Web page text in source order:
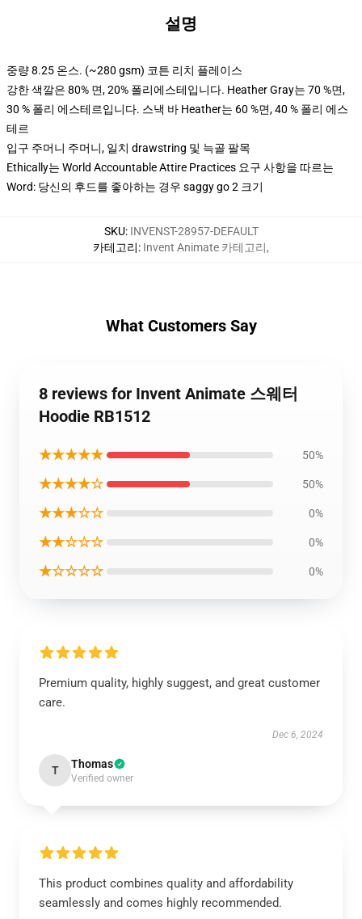
설명
중량 8.25 온스. (~280 gsm) 코튼 리치 플레이스
강한 색깔은 80% 면, 20% 폴리에스테입니다. Heather Gray는 70 %면,
30 % 폴리 에스테르입니다. 스낵 바 Heather는 60 %면, 40 % 폴리 에스
테르
입구 주머니 주머니, 일치 drawstring 및 늑골 팔목
Ethically는 World Accountable Attire Practices 요구 사항을 따르는
Word: 당신의 후드를 좋아하는 경우 saggy go 2 크기
SKU: INVENST-28957-DEFAULT
카테고리: Invent Animate 카테고리,
What Customers Say
8 reviews for Invent Animate 스웨터
Hoodie RB1512
★★★★★ 50%
★★★★☆ 50%
★★★☆☆ 0%
★★☆☆☆ 0%
★☆☆☆☆ 0%
Premium quality, highly suggest, and great customer
care.
Dec 6, 2024
T Thomas
Verified owner
This product combines quality and affordability
seamlessly and comes highly recommended.